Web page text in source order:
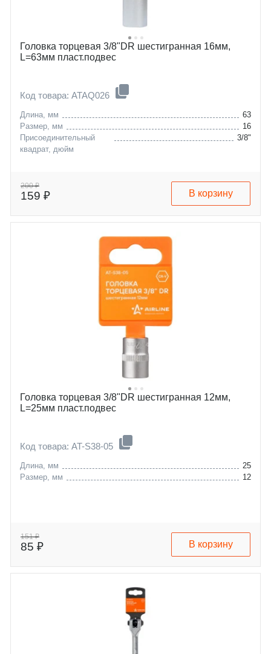
Головка торцевая 3/8"DR шестигранная 16мм,
L=63мм пласт.подвес
Код товара: ATAQ026
Длина, мм
63
Размер, мм
16
Присоединительный
квадрат, дюйм
3/8"
200 ₽
159 ₽ В корзину
Головка торцевая 3/8"DR шестигранная 12мм,
L=25мм пласт.подвес
Код товара: AT-S38-05
Длина, мм
25
Размер, мм
12
151 ₽
85 ₽ В корзину